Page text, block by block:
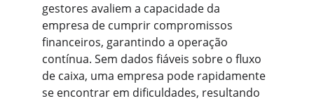
gestores avaliem a capacidade da
empresa de cumprir compromissos
financeiros, garantindo a operação
contínua. Sem dados fiáveis sobre o fluxo
de caixa, uma empresa pode rapidamente
se encontrar em dificuldades, resultando